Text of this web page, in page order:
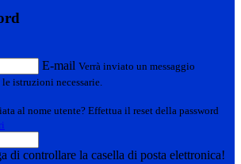
E-mail Verrà inviato un messaggio
istruzioni necessarie.
al nome utente? Effettua il reset della password
di controllare la casella di posta elettronica!